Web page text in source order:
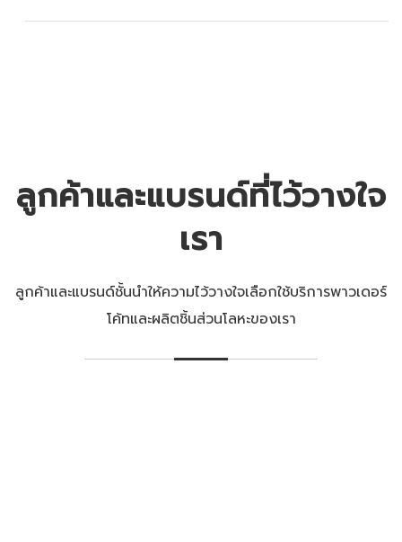
ลูกค้าและแบรนด์ที่ไว้วางใจ
เรา
ลูกค้าและแบรนด์ชั้นนำให้ความไว้วางใจเลือกใช้บริการพาวเดอร์
โค้ทและผลิตชิ้นส่วนโลหะของเรา